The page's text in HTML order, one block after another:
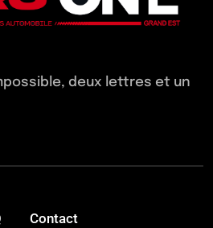
deux lettres et un
Contact